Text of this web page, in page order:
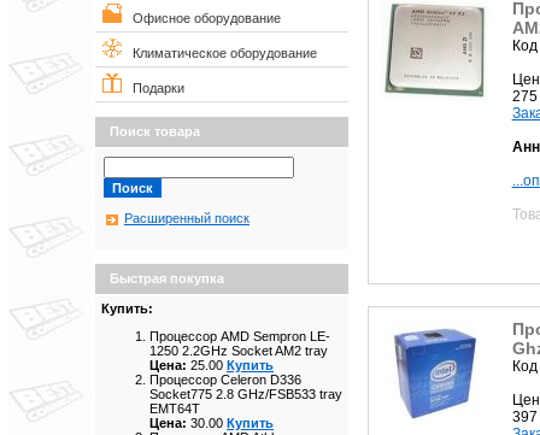
Офисное оборудование
Климатическое оборудование
Подарки
Поиск товара
Расширенный поиск
Быстрая покупка
Купить:
Процессор AMD Sempron LE-
1250 2.2GHz Socket AM2 tray
Цена: 25.00 Купить
Процессор Celeron D336
Socket775 2.8 GHz/FSB533 tray
EMT64T
Цена: 30.00 Купить